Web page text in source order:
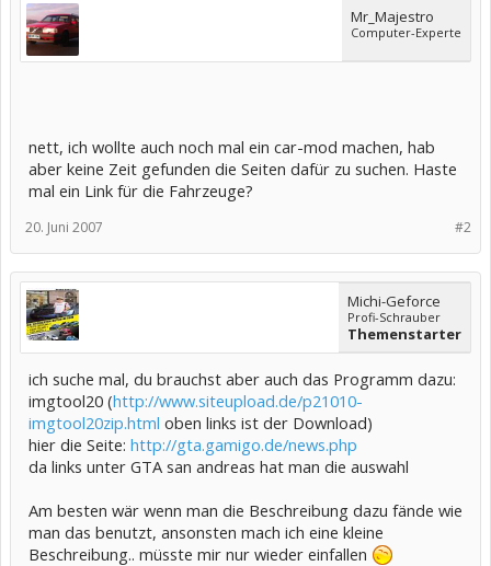
Mr_Majestro
Computer-Experte
nett, ich wollte auch noch mal ein car-mod machen, hab
aber keine Zeit gefunden die Seiten dafür zu suchen. Haste
mal ein Link für die Fahrzeuge?
#2
20. Juni 2007
Michi-Geforce
Profi-Schrauber
Themenstarter
ich suche mal, du brauchst aber auch das Programm dazu:
imgtool20 (http://www.siteupload.de/p21010-
imgtool20zip.html oben links ist der Download)
hier die Seite: http://gta.gamigo.de/news.php
da links unter GTA san andreas hat man die auswahl
Am besten wär wenn man die Beschreibung dazu fände wie
man das benutzt, ansonsten mach ich eine kleine
Beschreibung.. müsste mir nur wieder einfallen